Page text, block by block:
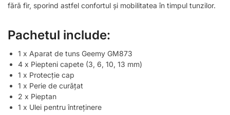
fără fir, sporind astfel confortul și mobilitatea în timpul tunzilor.
Pachetul include:
1 x Aparat de tuns Geemy GM873
4 x Piepteni capete (3, 6, 10, 13 mm)
1 x Protecție cap
1 x Perie de curățat
2 x Pieptan
1 x Ulei pentru întreținere